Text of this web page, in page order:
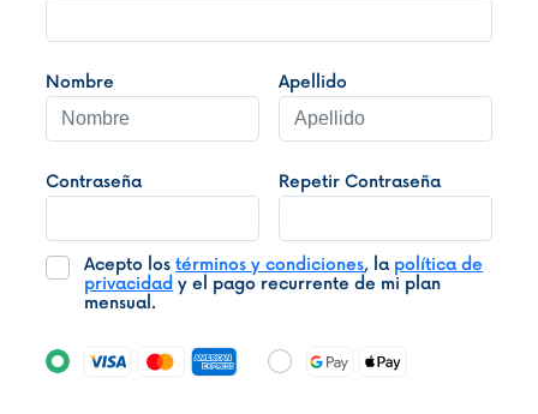
Nombre Apellido
Contraseña Repetir Contraseña
Acepto lostérminos y condiciones, la política de
privacidad y el pago recurrente de mi plan
mensual.